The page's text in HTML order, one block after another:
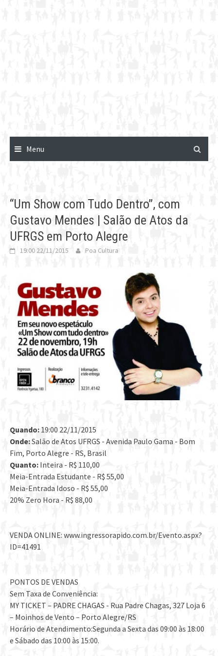
Menu
“Um Show com Tudo Dentro”, com
Gustavo Mendes | Salão de Atos da
UFRGS em Porto Alegre
19:00 22/11/2015 Poa Cultura
Quando: 19:00 22/11/2015
Onde:Salão de Atos UFRGS - Avenida Paulo Gama - Bom
Fim, Porto Alegre - RS, Brasil
Quanto: Inteira - R$ 110,00
Meia-Entrada Estudante - R$ 55,00
Meia-Entrada Idoso - R$ 55,00
20% Zero Hora - R$ 88,00
VENDA ONLINE: www.ingressorapido.com.br/Evento.aspx?
ID=41491
PONTOS DE VENDAS
Sem Taxa de Conveniência:
MY TICKET – PADRE CHAGAS - Rua Padre Chagas, 327 Loja 6
– Moinhos de Vento – Porto Alegre/RS
Horário de Atendimento:Segunda a Sexta das 09:00 às 18:00
e Sábado das 10:00 às 15:00.